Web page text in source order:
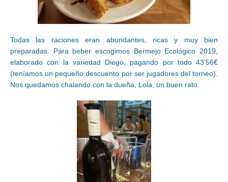
Todas las raciones eran abundantes, ricas y muy bien
preparadas. Para beber escogimos Bermejo Ecológico 2019,
elaborado con la variedad Diego, pagando por todo 43’56€
(teníamos un pequeño descuento por ser jugadores del torneo).
Nos quedamos chalando con la dueña, Lola, un buen rato.